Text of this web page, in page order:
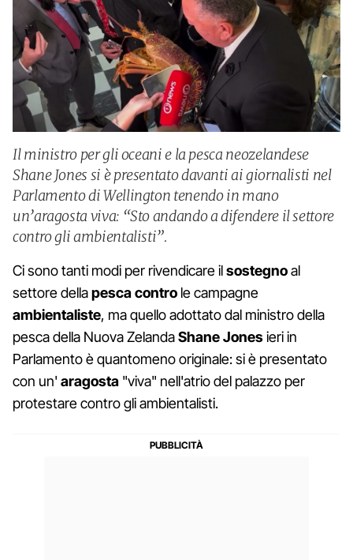
Il ministro per gli oceani e la pesca neozelandese
Shane Jones si è presentato davanti ai giornalisti nel
Parlamento di Wellington tenendo in mano
un’aragosta viva: “Sto andando a difendere il settore
contro gli ambientalisti”.
Ci sono tanti modi per rivendicare ilsostegnoal
settore dellapescacontro le campagne
ambientaliste, ma quello adottato dal ministro della
pesca della Nuova ZelandaShane Jonesieri in
Parlamento è quantomeno originale: si è presentato
con un' aragosta "viva" nell'atrio del palazzo per
protestare contro gli ambientalisti.